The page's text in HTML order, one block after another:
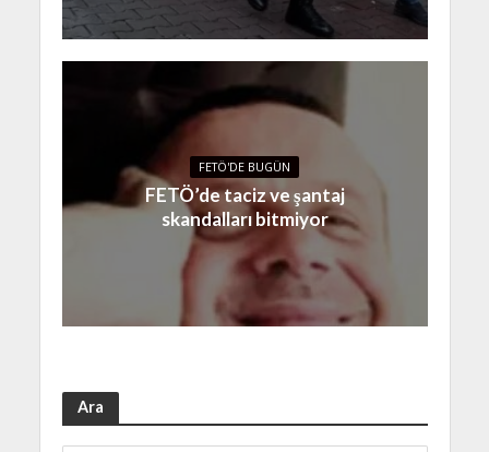
FETÖ'DE BUGÜN
FETÖ’de taciz ve şantaj
skandalları bitmiyor
Ara